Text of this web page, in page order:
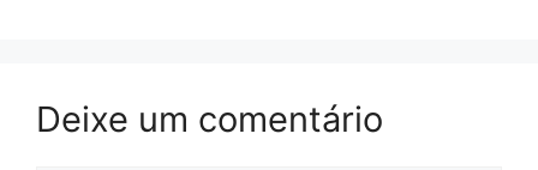
Deixe um comentário